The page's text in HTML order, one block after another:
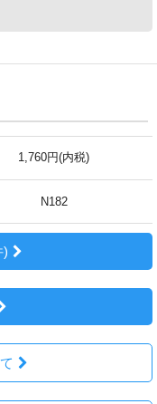
1,760円(内税)
N182
)